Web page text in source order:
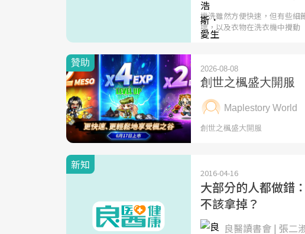
機洗雖然方便快速，但有些細
壞，以及衣物在洗衣機中攪動
新知
2016-04-16
大部分的人都做錯
不該拿掉？
良醫讀書會 | 張二